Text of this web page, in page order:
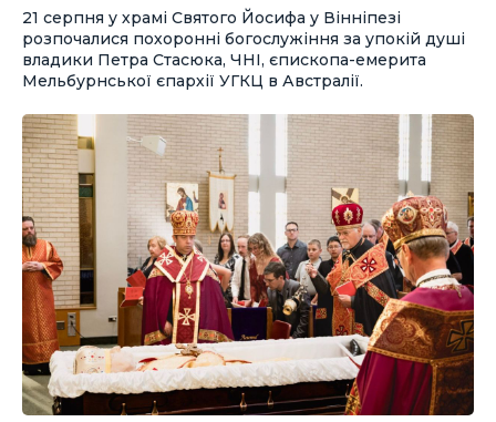
21 серпня у храмі Святого Йосифа у Вінніпезі
розпочалися похоронні богослужіння за упокій душі
владики Петра Стасюка, ЧНІ, єпископа-емерита
Мельбурнської єпархії УГКЦ в Австралії.